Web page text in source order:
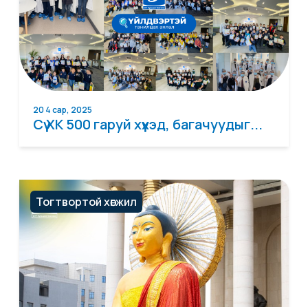
20 4 сар, 2025
Сүү ХК 500 гаруй хүүхэд, багачуудыг...
Тогтвортой хөгжил